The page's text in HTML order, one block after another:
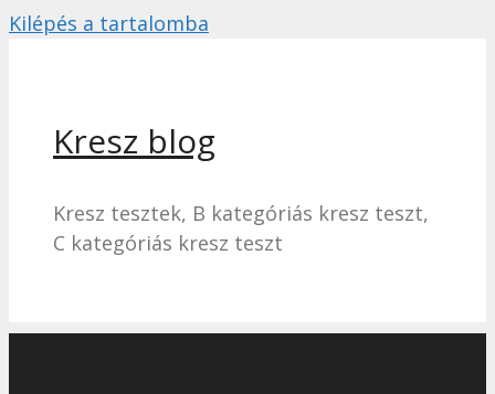
Kilépés a tartalomba
Kresz blog
Kresz tesztek, B kategóriás kresz teszt,
C kategóriás kresz teszt